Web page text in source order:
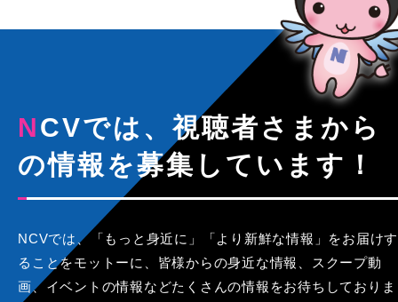
NCVでは、視聴者さまから
の情報を募集しています！
NCVでは、「もっと身近に」「より新鮮な情報」をお届けす
ることをモットーに、皆様からの身近な情報、スクープ動
画、イベントの情報などたくさんの情報をお待ちしておりま